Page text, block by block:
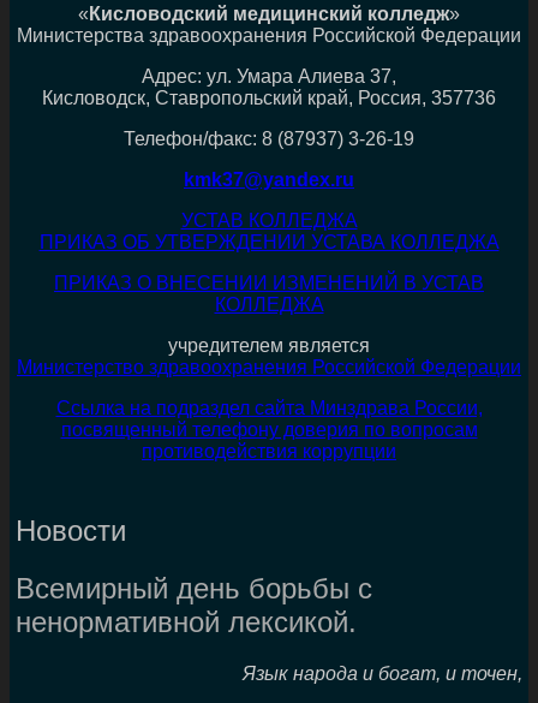
« Кисловодский медицинский колледж»
Министерства здравоохранения Российской Федерации
Адрес: ул. Умара Алиева 37,
Кисловодск, Ставропольский край, Россия, 357736
Телефон/факс: 8 (87937) 3-26-19
kmk37@yandex.ru
УСТАВ КОЛЛЕДЖА
ПРИКАЗ ОБ УТВЕРЖДЕНИИ УСТАВА КОЛЛЕДЖА
ПРИКАЗ О ВНЕСЕНИИ ИЗМЕНЕНИЙ В УСТАВ
КОЛЛЕДЖА
учредителем является
Министерство здравоохранения Российской Федерации
Ссылка на подраздел сайта Минздрава России,
посвященный телефону доверия по вопросам
противодействия коррупции
Новости
Всемирный день борьбы с
ненормативной лексикой.
Язык народа и богат, и точен,